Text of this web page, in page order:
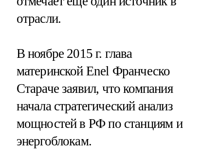
отрасли.
В ноябре 2015 г. глава
материнской Enel Франческо
Стараче заявил, что компания
начала стратегический анализ
мощностей в РФ по станциям и
энергоблокам.